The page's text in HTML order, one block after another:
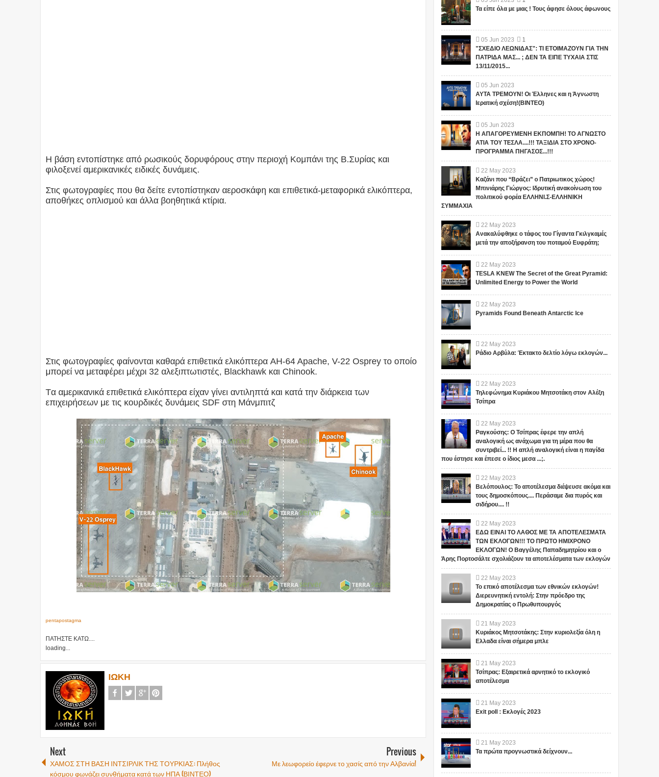
Η βάση εντοπίστηκε από ρωσικούς δορυφόρους στην περιοχή Κομπάνι της Β.Συρίας και
φιλοξενεί αμερικανικές ειδικές δυνάμεις.
Στις φωτογραφίες που θα δείτε εντοπίστηκαν αεροσκάφη και επιθετικά-μεταφορικά ελικόπτερα,
αποθήκες οπλισμού και άλλα βοηθητικά κτίρια.
Στις φωτογραφίες φαίνονται καθαρά επιθετικά ελικόπτερα AH-64 Apache, V-22 Osprey το οποίο
μπορεί να μεταφέρει μέχρι 32 αλεξιπτωτιστές, Blackhawk και Chinook.
Tα αμερικανικά επιθετικά ελικόπτερα είχαν γίνει αντιληπτά και κατά την διάρκεια των
επιχειρήσεων με τις κουρδικές δυνάμεις SDF στη Μάνμπιτζ
pentapostagma
ΠΑΤΗΣΤΕ ΚΑΤΩ....
loading...
ΙΩΚΗ
Next
ΧΑΜΟΣ ΣΤΗ ΒΑΣΗ ΙΝΤΣΙΡΛΙΚ ΤΗΣ ΤΟΥΡΚΙΑΣ: Πλήθος
κόσμου φωνάζει συνθήματα κατά των ΗΠΑ (ΒΙΝΤΕΟ)
Previous
Με λεωφορείο έφερνε το χασίς από την Αλβανία!
Τα είπε όλα με μιας ! Τους άφησε όλους άφωνους
05 Jun 2023
1
"ΣΧΕΔΙΟ ΛΕΩΝΙΔΑΣ": ΤΙ ΕΤΟΙΜΑΖΟΥΝ ΓΙΑ ΤΗΝ
ΠΑΤΡΙΔΑ ΜΑΣ... ; ΔΕΝ ΤΑ ΕΙΠΕ ΤΥΧΑΙΑ ΣΤΙΣ
13/11/2015...
05 Jun 2023
ΑΥΤΑ ΤΡΕΜΟΥΝ! Οι Έλληνες και η Άγνωστη
Ιερατική σχέση!(ΒΙΝΤΕΟ)
05 Jun 2023
Η ΑΠΑΓΟΡΕΥΜΕΝΗ ΕΚΠΟΜΠΗ! ΤΟ ΑΓΝΩΣΤΟ
ΑΤΙΑ ΤΟΥ ΤΕΣΛΑ....!!! ΤΑΞΙΔΙΑ ΣΤΟ ΧΡΟΝΟ-
ΠΡΟΓΡΑΜΜΑ ΠΗΓΑΣΟΣ...!!!
22 May 2023
Καζάνι που “Βράζει” ο Πατριωτικος χώρος!
Μπινιάρης Γιώργος: Ιδρυτική ανακοίνωση του
πολιτικού φορέα ΕΛΛΗΝΙ.Σ-ΕΛΛΗΝΙΚΗ
ΣΥΜΜΑΧΙΑ
22 May 2023
Ανακαλύφθηκε ο τάφος του Γίγαντα Γκιλγκαμές
μετά την αποξήρανση του ποταμού Ευφράτη;
22 May 2023
TESLA KNEW The Secret of the Great Pyramid:
Unlimited Energy to Power the World
22 May 2023
Pyramids Found Beneath Antarctic Ice
22 May 2023
Ράδιο Αρβύλα: Έκτακτο δελτίο λόγω εκλογών...
22 May 2023
Τηλεφώνημα Κυριάκου Μητσοτάκη στον Αλέξη
Τσίπρα
22 May 2023
Ραγκούσης: Ο Τσίπρας έφερε την απλή
αναλογική ως ανάχωμα για τη μέρα που θα
συντριβεί... !! Η απλή αναλογική είναι η παγίδα
που έστησε και έπεσε ο ίδιος μεσα ...;.
22 May 2023
Βελόπουλος: Το αποτέλεσμα διέψευσε ακόμα και
τους δημοσκόπους.... Περάσαμε δια πυρός και
σιδήρου.... !!
22 May 2023
ΕΔΩ ΕΙΝΑΙ ΤΟ ΛΑΘΟΣ ΜΕ ΤΑ ΑΠΟΤΕΛΕΣΜΑΤΑ
ΤΩΝ ΕΚΛΟΓΩΝ!!! ΤΟ ΠΡΩΤΟ ΗΜΙΧΡΟΝΟ
ΕΚΛΟΓΩΝ! Ο Βαγγέλης Παπαδημητρίου και ο
Άρης Πορτοσάλτε σχολιάζουν τα αποτελέσματα των εκλογών
22 May 2023
Το επικό αποτέλεσμα των εθνικών εκλογών!
Διερευνητική εντολή: Στην πρόεδρο της
Δημοκρατίας ο Πρωθυπουργός
21 May 2023
Κυριάκος Μητσοτάκης: Στην κυριολεξία όλη η
Ελλαδα είναι σήμερα μπλε
21 May 2023
Τσίπρας: Εξαιρετικά αρνητικό το εκλογικό
αποτέλεσμα
21 May 2023
Exit poll : Εκλογές 2023
21 May 2023
Τα πρώτα προγνωστικά δείχνουν...